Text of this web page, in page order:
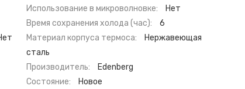
Использование в микроволновке:
Нет
Время сохранения холода (час):
6
Материал корпуса термоса:
сталь
Производитель:
Edenberg
Состояние:
Новое